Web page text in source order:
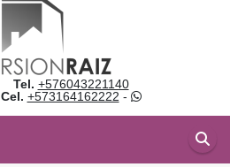
Tel. +576043221140
Cel. +573164162222 -